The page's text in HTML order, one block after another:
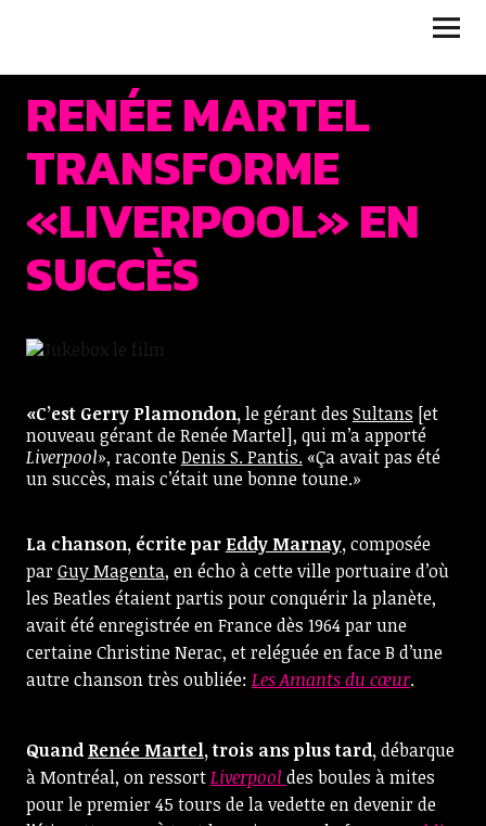
RENÉE MARTEL
TRANSFORME
«LIVERPOOL» EN
SUCCÈS
«C’est Gerry Plamondon,le gérant des Sultans [et
nouveau gérant de Renée Martel], qui m’a apporté
Liverpool», raconteDenis S. Pantis.«Ça avait pas été
un succès, mais c’était une bonne toune.»
La chanson, écrite par Eddy Marnay,composée
parGuy Magenta, en écho à cette ville portuaire d’où
les Beatles étaient partis pour conquérir la planète,
avait été enregistrée en France dès 1964 par une
certaine Christine Nerac, et reléguée en face B d’une
autre chanson très oubliée: Les Amants du cœur.
Quand Renée Martel, trois ans plus tard,débarque
à Montréal, on ressortLiverpool des boules à mites
pour le premier 45 tours de la vedette en devenir de